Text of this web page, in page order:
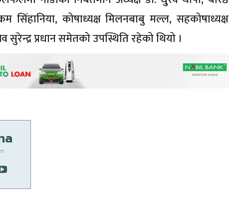
सिंहानिया, कोषाध्यक्ष मिलनबाबु मल्ल, सहकोषाध्यक्ष
प्रधान समेतको उपस्थिति रहेको थियो ।